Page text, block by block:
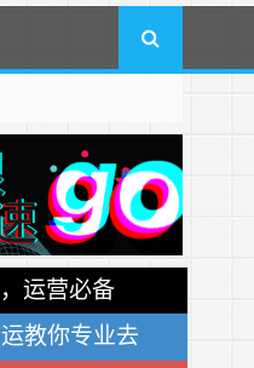
运营必备
教你专业去